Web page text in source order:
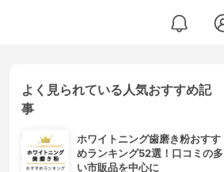
よく見られている人気おすすめ記
事
ホワイトニング歯磨き粉おすす
めランキング52選！口コミの多
い市販品を中心に